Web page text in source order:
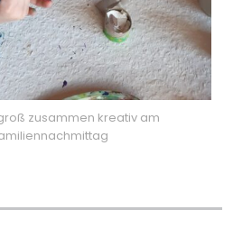
zusammen kreativ am